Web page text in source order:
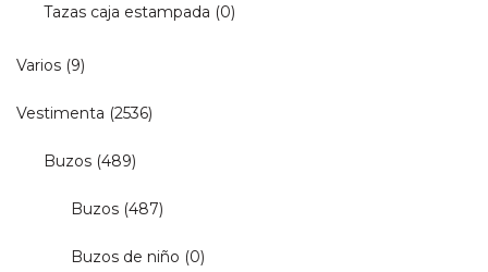
Tazas caja estampada (0)
Varios (9)
Vestimenta (2536)
Buzos (489)
Buzos (487)
Buzos de niño (0)